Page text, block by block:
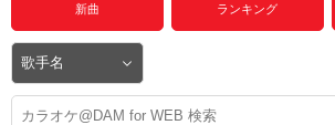
DAM★とも動画
DAM★とも録音
新曲 ランキング